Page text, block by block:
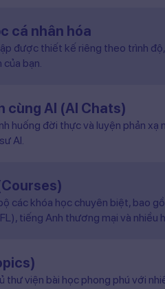
cá nhân hóa
được thiết kế riêng theo trình
bạn.
cùng AI (AI Chats)
huống đời thực và luyện phản xạ
AI.
các khóa học chuyên biệt, bao
tiếng Anh thương mại và nhiều
thư viện bài học phong phú với